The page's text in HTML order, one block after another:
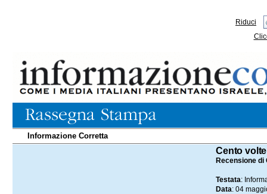
Riduci
Informazione Corretta
Cento
Recensione di
Testata:
Data: 04